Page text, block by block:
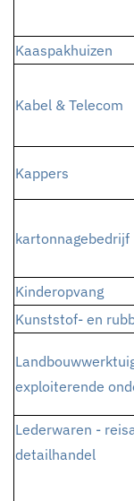
Kaaspakhuizen
Kabel & Telecom
Kappers
kartonnagebedrijf
Kinderopvang
Kunststof- en
exploiterende
Lederwaren -
detailhandel